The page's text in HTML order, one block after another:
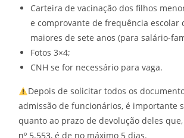
Carteira de vacinação dos filhos
e comprovante de frequência escolar
maiores de sete anos (para salário-
Fotos 3×4;
CNH se for necessário para vaga.
Depois de solicitar todos os
admissão de funcionários, é importante
quanto ao prazo de devolução deles
nº 5.553, é de no máximo 5 dias.